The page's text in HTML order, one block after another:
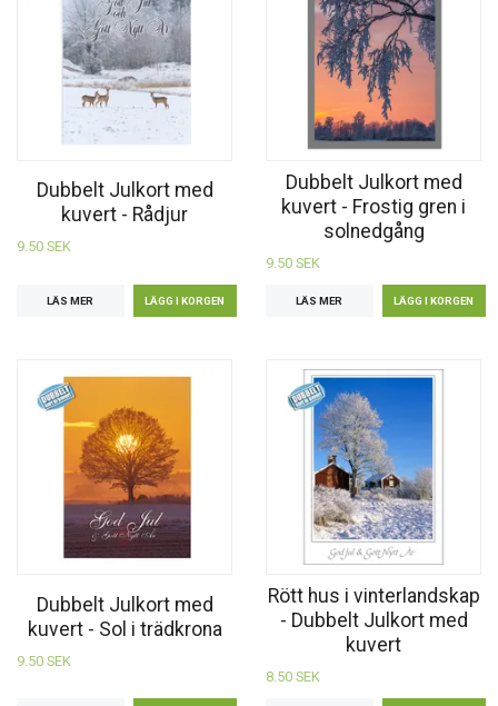
Dubbelt Julkort med
kuvert - Rådjur
9.50 SEK
LÄS MER
Dubbelt Julkort med
kuvert - Frostig gren i
solnedgång
9.50 SEK
LÄS MER
Dubbelt Julkort med
kuvert - Sol i trädkrona
9.50 SEK
Rött hus i vinterlandskap
- Dubbelt Julkort med
kuvert
8.50 SEK